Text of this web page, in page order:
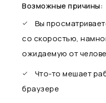
Возможные причины:
Вы
со скоростью,
ожидаемую от
Что-то мешает
браузере